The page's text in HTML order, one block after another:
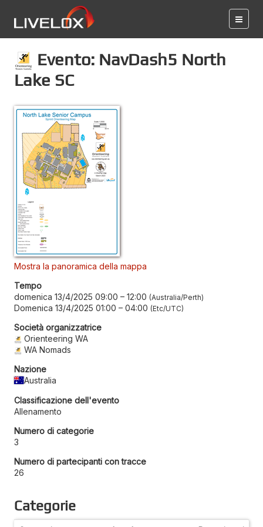
Evento: NavDash5 North
Lake SC
Mostra la panoramica della mappa
Tempo
domenica 13/4/2025 09:00 – 12:00 Australia/Perth
Domenica 13/4/2025 01:00 – 04:00 Etc/UTC
Società organizzatrice
Orienteering WA
WA Nomads
Nazione
Australia
Classificazione dell'evento
Allenamento
Numero di categorie
3
Numero di partecipanti con tracce
26
Categorie